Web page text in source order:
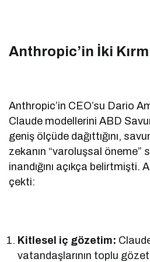
Anthropic’in İki
Anthropic’in CEO’su Dario
Claude modellerini ABD
geniş ölçüde dağıttığını,
zekanın “varoluşsal öneme”
inandığını açıkça belirtmişti.
çekti:
Kitlesel iç gözetim:
vatandaşlarının toplu